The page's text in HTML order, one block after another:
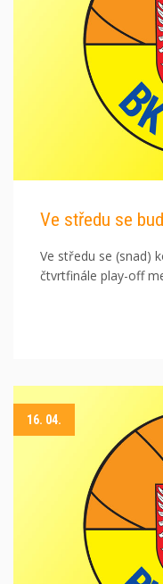
Ve středu se
Ve středu se (snad)
čtvrtfinále play-off
16. 04.